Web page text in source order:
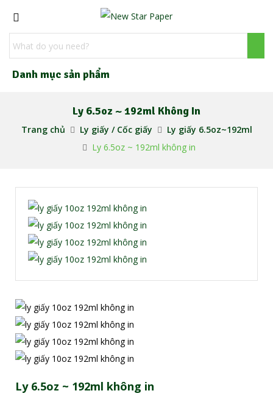
Danh mục sản phẩm
Ly 6.5oz ~ 192ml Không In
Trang chủ Ly giấy / Cốc giấy
Ly giấy 6.5oz~192ml
Ly 6.5oz ~ 192ml không in
Ly 6.5oz ~ 192ml không in